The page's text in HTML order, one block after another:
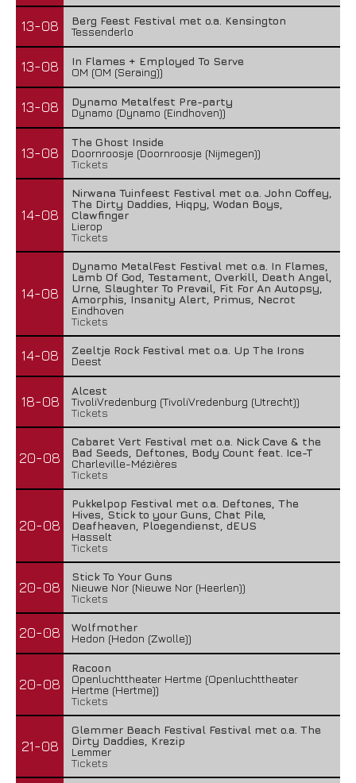
13-08
Berg Feest Festival met o.a. Kensington
Tessenderlo
13-08
In Flames + Employed To Serve
OM (OM (Seraing))
13-08
Dynamo Metalfest Pre-party
Dynamo (Dynamo (Eindhoven))
13-08
The Ghost Inside
Doornroosje (Doornroosje (Nijmegen))
Tickets
14-08
Nirwana Tuinfeest Festival met o.a. John Coffey,
The Dirty Daddies, Hiqpy, Wodan Boys,
Clawfinger
Lierop
Tickets
14-08
Dynamo MetalFest Festival met o.a. In Flames,
Lamb Of God, Testament, Overkill, Death Angel,
Urne, Slaughter To Prevail, Fit For An Autopsy,
Amorphis, Insanity Alert, Primus, Necrot
Eindhoven
Tickets
14-08
Zeeltje Rock Festival met o.a. Up The Irons
Deest
18-08
Alcest
TivoliVredenburg (TivoliVredenburg (Utrecht))
Tickets
20-08
Cabaret Vert Festival met o.a. Nick Cave & the
Bad Seeds, Deftones, Body Count feat. Ice-T
Charleville-Mézières
Tickets
20-08
Pukkelpop Festival met o.a. Deftones, The
Hives, Stick to your Guns, Chat Pile,
Deafheaven, Ploegendienst, dEUS
Hasselt
Tickets
20-08
Stick To Your Guns
Nieuwe Nor (Nieuwe Nor (Heerlen))
Tickets
20-08
Wolfmother
Hedon (Hedon (Zwolle))
20-08
Racoon
Openluchttheater Hertme (Openluchttheater
Hertme (Hertme))
Tickets
21-08
Glemmer Beach Festival Festival met o.a. The
Dirty Daddies, Krezip
Lemmer
Tickets